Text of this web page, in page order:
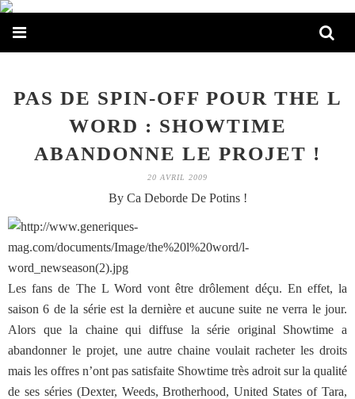
PAS DE SPIN-OFF POUR THE L
WORD : SHOWTIME
ABANDONNE LE PROJET !
20 AVRIL 2009
By Ca Deborde De Potins !
Les fans de The L Word vont être drôlement déçu. En effet, la
saison 6 de la série est la dernière et aucune suite ne verra le jour.
Alors que la chaine qui diffuse la série original Showtime a
abandonner le projet, une autre chaine voulait racheter les droits
mais les offres n’ont pas satisfaite Showtime très adroit sur la qualité
de ses séries (Dexter, Weeds, Brotherhood, United States of Tara,